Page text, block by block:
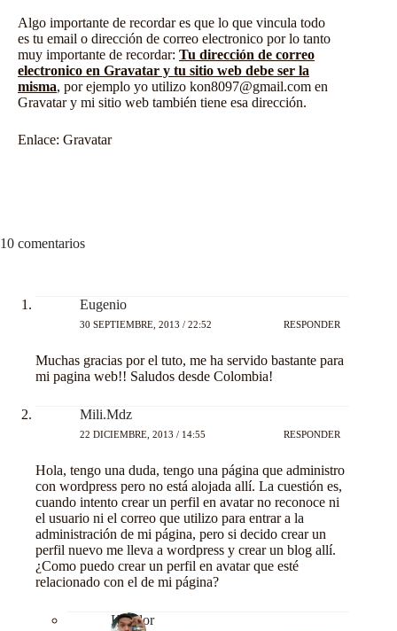
Algo importante de recordar es que lo que vincula todo
es tu email o dirección de correo electronico por lo tanto
muy importante de recordar: Tu dirección de correo
electronico en Gravatar y tu sitio web debe ser la
misma, por ejemplo yo utilizo kon8097@gmail.com en
Gravatar y mi sitio web también tiene esa dirección.
Enlace: Gravatar
10 comentarios
Eugenio
30 SEPTIEMBRE, 2013 / 22:52 RESPONDER
Muchas gracias por el tuto, me ha servido bastante para
mi pagina web!! Saludos desde Colombia!
Mili.Mdz
22 DICIEMBRE, 2013 / 14:55 RESPONDER
Hola, tengo una duda, tengo una página que administro
con wordpress pero no está alojada allí. La cuestión es,
cuando intento crear un perfil en avatar no reconoce ni
el usuario ni el correo que utilizo para entrar a la
administración de mi página, pero si decido crear un
perfil nuevo me lleva a wordpress y crear un blog allí.
¿Como puedo crear un perfil en avatar que esté
relacionado con el de mi página?
Kondor